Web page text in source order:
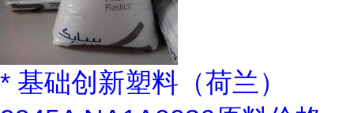
* 基础创新塑料（荷兰）